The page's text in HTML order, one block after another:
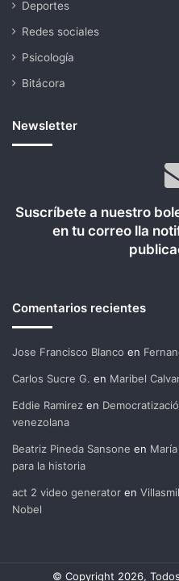
Deportes
Redes sociales
Psicología
Bitácora
Newsletter
Suscríbete a nuestro
en tu correo lla
Comentarios recientes
Jose Francisco Blanco en
Carlos Sucre G. en Maribel
Eddie Ramirez en
venezolana
Beatriz Pineda Sansone en
para la historia
act 2 video generator en
Nobel
© Copyright 2026,